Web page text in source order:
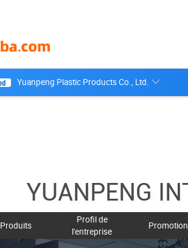
Yuanpeng Plastic Products Co., Ltd.
Produits
Profil de
l'entreprise
Promotion